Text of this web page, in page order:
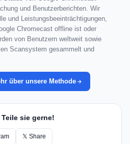
und Benutzerberichten. Wir
und Leistungsbeeinträchtigungen,
Chromecast offline ist oder
von Benutzern weltweit sowie
Scansystem gesammelt und
über unsere Methode
sie gerne!
𝕏 Share